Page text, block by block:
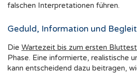
falschen Interpretationen führen.
Geduld, Information und
Die Wartezeit bis zum ersten Bluttest
Phase. Eine informierte, realistische
kann entscheidend dazu beitragen,